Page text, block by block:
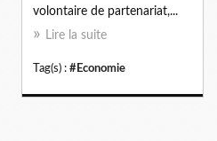
volontaire de partenariat,...
Lire la suite
Tag(s) : #Economie